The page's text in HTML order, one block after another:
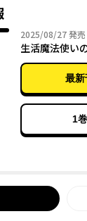
るレアアイテム
ング（現代ファ
作をコミカライズ
2025/08/272025
発売
生活魔法使い
最新
1